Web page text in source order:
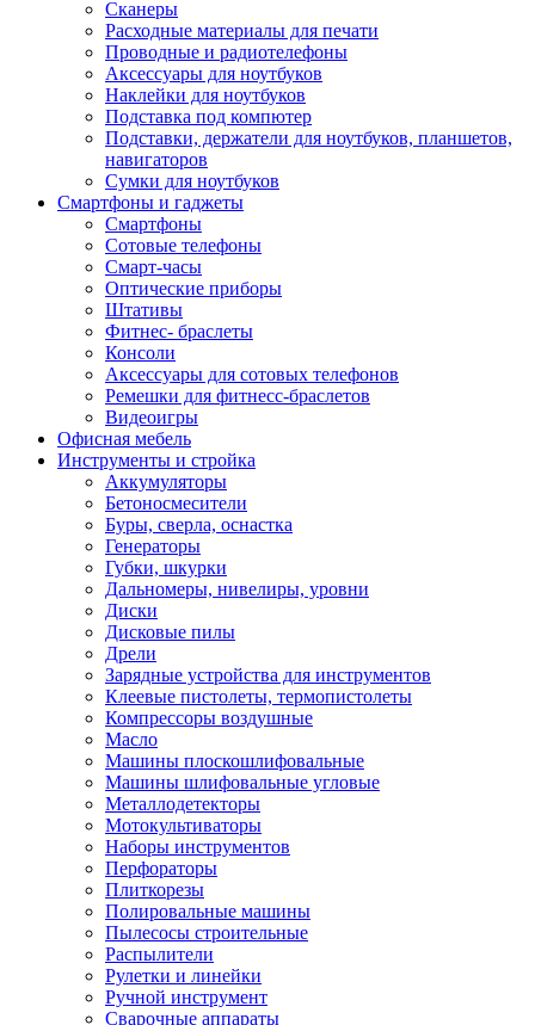
Сканеры
Расходные материалы для печати
Проводные и радиотелефоны
Аксессуары для ноутбуков
Наклейки для ноутбуков
Подставка под компютер
Подставки, держатели для ноутбуков, планшетов,
навигаторов
Сумки для ноутбуков
Смартфоны и гаджеты
Смартфоны
Сотовые телефоны
Смарт-часы
Оптические приборы
Штативы
Фитнес- браслеты
Консоли
Аксессуары для сотовых телефонов
Ремешки для фитнесс-браслетов
Видеоигры
Офисная мебель
Инструменты и стройка
Аккумуляторы
Бетоносмесители
Буры, сверла, оснастка
Генераторы
Губки, шкурки
Дальномеры, нивелиры, уровни
Диски
Дисковые пилы
Дрели
Зарядные устройства для инструментов
Клеевые пистолеты, термопистолеты
Компрессоры воздушные
Масло
Машины плоскошлифовальные
Машины шлифовальные угловые
Металлодетекторы
Мотокультиваторы
Наборы инструментов
Перфораторы
Плиткорезы
Полировальные машины
Пылесосы строительные
Распылители
Рулетки и линейки
Ручной инструмент
Сварочные аппараты